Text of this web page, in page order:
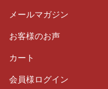
メールマガジン
お客様のお声
カート
会員様ログイン